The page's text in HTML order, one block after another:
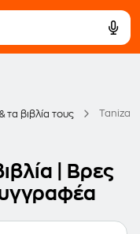
τα βιβλία τους
| Βρες